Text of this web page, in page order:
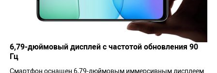
6,79-дюймовый дисплей с частотой обновления 90
Гц
Смартфон оснащен 6,79-дюймовым иммерсивным дисплеем